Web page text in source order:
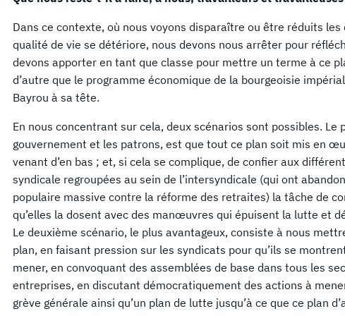
Dans ce contexte, où nous voyons disparaître ou être réduits
qualité de vie se détériore, nous devons nous arrêter pour
devons apporter en tant que classe pour mettre un terme à ce
d’autre que le programme économique de la bourgeoisie
Bayrou à sa tête.
En nous concentrant sur cela, deux scénarios sont possibles. Le
gouvernement et les patrons, est que tout ce plan soit mis en
venant d’en bas ; et, si cela se complique, de confier aux
syndicale regroupées au sein de l’intersyndicale (qui ont
populaire massive contre la réforme des retraites) la tâche de
qu’elles la dosent avec des manœuvres qui épuisent la lutte et
Le deuxième scénario, le plus avantageux, consiste à nous
plan, en faisant pression sur les syndicats pour qu’ils se
mener, en convoquant des assemblées de base dans tous les
entreprises, en discutant démocratiquement des actions à
grève générale ainsi qu’un plan de lutte jusqu’à ce que ce plan